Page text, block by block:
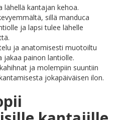
lähellä kantajan kehoa.
sillä manduca
ja lapsi tulee lähelle
ja anatomisesti muotoiltu
jakaa painon lantiolle.
ja molempiin suuntiin
jokapäiväisen ilon.